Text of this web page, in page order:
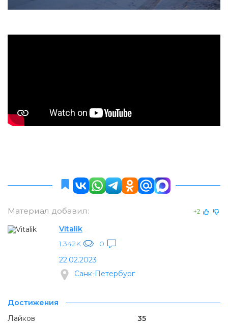
Материал добавил: +2
Vitalik
1.342K
0
22.02.2023
Санк-Петербург
Достижения
Лайков
35